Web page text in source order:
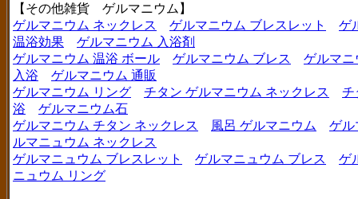
【その他雑貨 ゲルマニウム】
ゲルマニウム ネックレス
ゲルマニウム ブレスレット
ゲ
温浴効果
ゲルマニウム 入浴剤
ゲルマニウム 温浴 ボール
ゲルマニウム ブレス
ゲルマニ
入浴
ゲルマニウム 通販
ゲルマニウム リング
チタン ゲルマニウム ネックレス
チ
浴
ゲルマニウム石
ゲルマニウム チタン ネックレス
風呂 ゲルマニウム
ゲル
ルマニュウム ネックレス
ゲルマニュウム ブレスレット
ゲルマニュウム ブレス
ゲ
ニュウム リング